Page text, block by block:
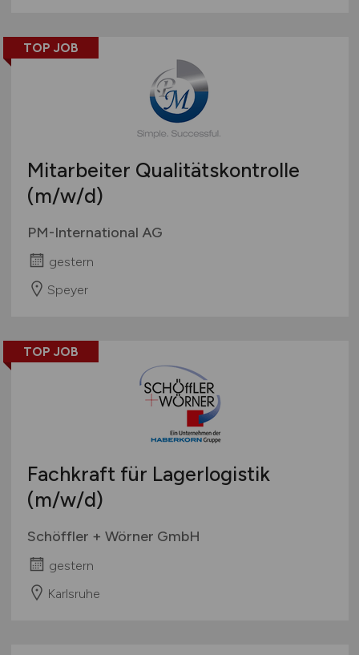
TOP JOB
Mitarbeiter Qualitätskontrolle
(m/w/d)
PM-International AG
gestern
Speyer
TOP JOB
Fachkraft für Lagerlogistik
(m/w/d)
Schöffler + Wörner GmbH
gestern
Karlsruhe